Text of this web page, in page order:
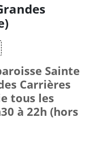
Sainte
Carrières
tous les
à 22h (hors